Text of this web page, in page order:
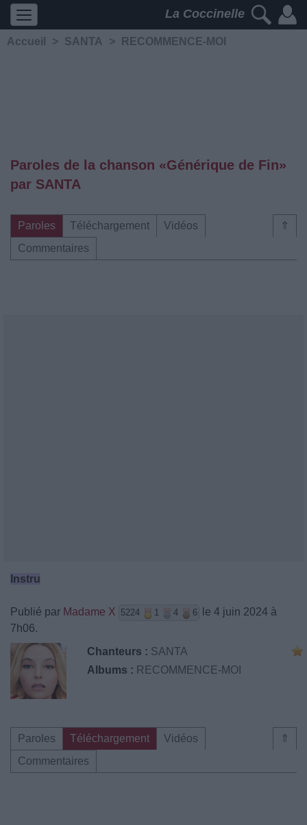
La Coccinelle
Accueil > SANTA > RECOMMENCE-MOI
Paroles de la chanson «Générique de Fin»
par SANTA
⇑
Paroles Téléchargement
Vidéos
Commentaires
Instru
Publié par Madame X 5224 1 4 6
le 4 juin 2024 à
7h06.
Chanteurs : SANTA
Albums : RECOMMENCE-MOI
⇑
Paroles Téléchargement
Vidéos
Commentaires